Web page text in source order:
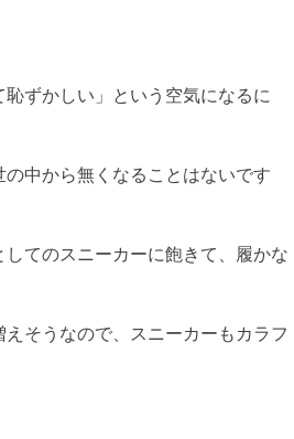
ずかしい」という空気になるに
中から無くなることはないです
てのスニーカーに飽きて、履かな
そうなので、スニーカーもカラフ